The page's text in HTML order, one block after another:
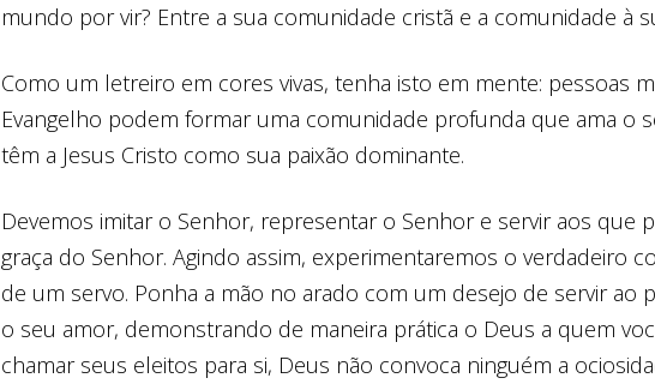
mundo por vir? Entre a sua comunidade cristã e a comunidade à
Como um letreiro em cores vivas, tenha isto em mente: pessoas
Evangelho podem formar uma comunidade profunda que ama o
têm a Jesus Cristo como sua paixão dominante.
Devemos imitar o Senhor, representar o Senhor e servir aos que
graça do Senhor. Agindo assim, experimentaremos o verdadeiro
de um servo. Ponha a mão no arado com um desejo de servir ao
o seu amor, demonstrando de maneira prática o Deus a quem
chamar seus eleitos para si, Deus não convoca ninguém a